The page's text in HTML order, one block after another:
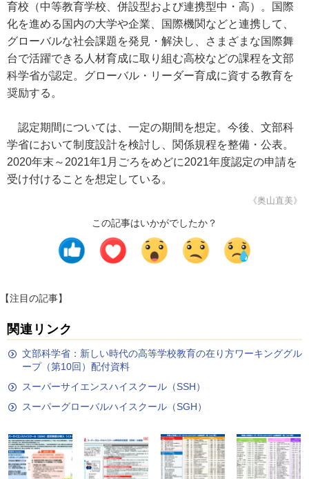
育校（中等教育学校、併設型および連携型中・高）。国際
化を進める国内の大学や企業、国際機関などと連携して、
グローバルな社会課題を発見・解決し、さまざまな国際舞
台で活躍できる人材育成に取り組む高校などの課程を文部
科学省が認定。グローバル・リーダー育成に資する教育を
奨励する。
認定期間については、一定の期間を想定。今後、文部科
学省において制度設計を検討し、関係規程を整備・公表。
2020年末～2021年1月ごろをめどに2021年度認定の申請を
受け付けることを想定している。
《奥山直美》
この記事はいかがでしたか？
【注目の記事】
関連リンク
文部科学省：新しい時代の高等学校教育の在り方ワーキンググル
ープ（第10回）配付資料
スーパーサイエンスハイスクール（SSH）
スーパーグローバルハイスクール（SGH）